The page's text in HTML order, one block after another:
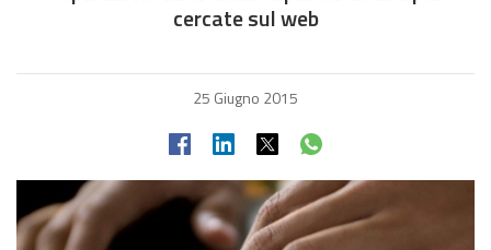
cercate sul web
25 Giugno 2015